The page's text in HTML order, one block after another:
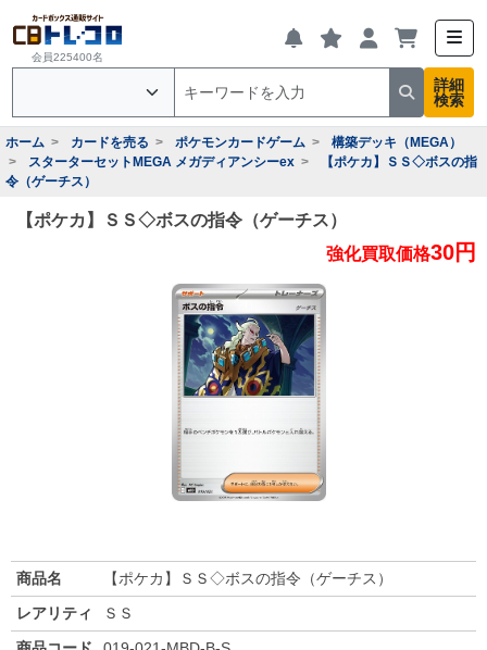
会員225400名
詳細
検索
ホーム カードを売る ポケモンカードゲーム
構築デッキ（MEGA）
スターターセットMEGA メガディアンシーex
【ポケカ】ＳＳ◇ボスの指
令（ゲーチス）
【ポケカ】ＳＳ◇ボスの指令（ゲーチス）
強化買取価格30円
商品名
【ポケカ】ＳＳ◇ボスの指令（ゲーチス）
レアリティ
ＳＳ